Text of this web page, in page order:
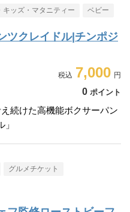
キッズ・マタニティー ベビー
ツクレイドル|チンポジ
7,000
0 ポイント
続けた高機能ボクサーパン
グルメチケット